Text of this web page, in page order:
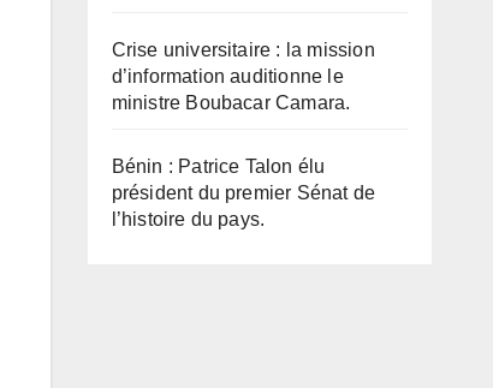
Crise universitaire : la mission
d’information auditionne le
ministre Boubacar Camara.
Bénin : Patrice Talon élu
président du premier Sénat de
l’histoire du pays.